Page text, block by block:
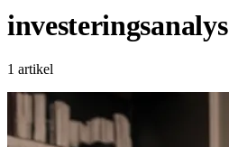
investeringsanalys
1 artikel